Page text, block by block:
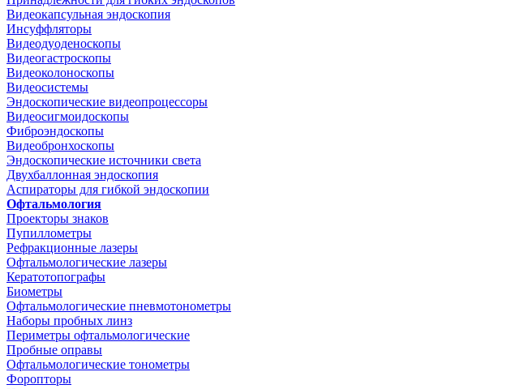
Видеокапсульная эндоскопия
Инсуффляторы
Видеодуоденоскопы
Видеогастроскопы
Видеоколоноскопы
Видеосистемы
Эндоскопические видеопроцессоры
Видеосигмоидоскопы
Фиброэндоскопы
Видеобронхоскопы
Эндоскопические источники света
Двухбаллонная эндоскопия
Аспираторы для гибкой эндоскопии
Офтальмология
Проекторы знаков
Пупиллометры
Рефракционные лазеры
Офтальмологические лазеры
Кератотопографы
Биометры
Офтальмологические пневмотонометры
Наборы пробных линз
Периметры офтальмологические
Пробные оправы
Офтальмологические тонометры
Форопторы